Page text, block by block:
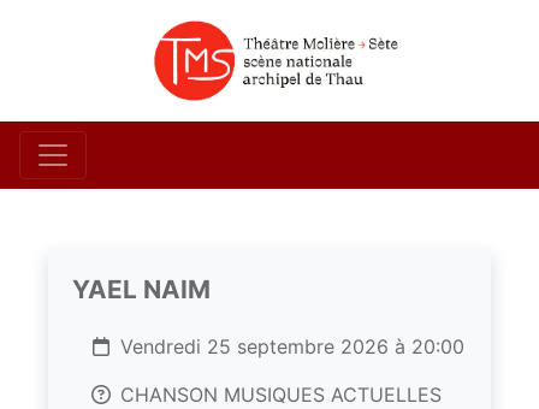
YAEL NAIM
Vendredi 25 septembre 2026 à 20:00
CHANSON MUSIQUES ACTUELLES